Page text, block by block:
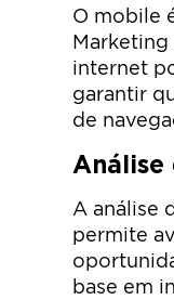
O mobile
Marketing
internet
garantir
de
Análise
A análise
permite
base em